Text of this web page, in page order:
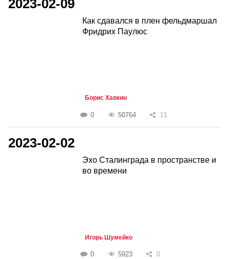
2023-02-09
Как сдавался в плен фельдмаршал
Фридрих Паулюс
Борис Хавкин
0 50764 11
2023-02-02
Эхо Сталинграда в пространстве и
во времени
Игорь Шумейко
0 5923 0